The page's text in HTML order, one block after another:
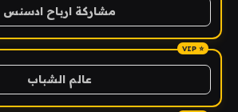
مشاركة ارباح ادسنس
عالم الشباب